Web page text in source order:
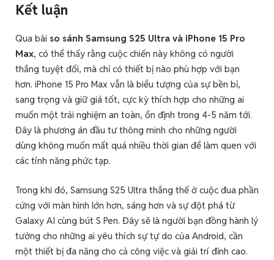
Kết luận
Qua bài so sánh Samsung S25 Ultra và iPhone 15 Pro
Max, có thể thấy rằng cuộc chiến này không có người
thắng tuyệt đối, mà chỉ có thiết bị nào phù hợp với bạn
hơn. iPhone 15 Pro Max vẫn là biểu tượng của sự bền bỉ,
sang trọng và giữ giá tốt, cực kỳ thích hợp cho những ai
muốn một trải nghiệm an toàn, ổn định trong 4-5 năm tới.
Đây là phương án đầu tư thông minh cho những người
dùng không muốn mất quá nhiều thời gian để làm quen với
các tính năng phức tạp.
Trong khi đó, Samsung S25 Ultra thắng thế ở cuộc đua phần
cứng với màn hình lớn hơn, sáng hơn và sự đột phá từ
Galaxy AI cùng bút S Pen. Đây sẽ là người bạn đồng hành lý
tưởng cho những ai yêu thích sự tự do của Android, cần
một thiết bị đa năng cho cả công việc và giải trí đỉnh cao.